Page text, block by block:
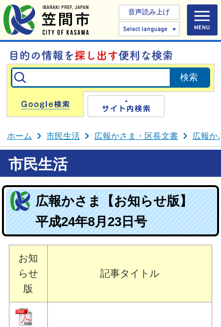
音声読み上げ
Select
Google検索
ホーム 市民生活 広報かさま・区長文書 広報か
市民生活
広報かさま【お知らせ版】
平成24年8月23日号
お知
らせ
版
記事タイトル